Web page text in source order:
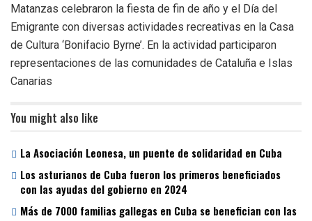
Matanzas celebraron la fiesta de fin de año y el Día del
Emigrante con diversas actividades recreativas en la Casa
de Cultura ‘Bonifacio Byrne’. En la actividad participaron
representaciones de las comunidades de Cataluña e Islas
Canarias
You might also like
La Asociación Leonesa, un puente de solidaridad en Cuba
Los asturianos de Cuba fueron los primeros beneficiados
con las ayudas del gobierno en 2024
Más de 7000 familias gallegas en Cuba se benefician con las